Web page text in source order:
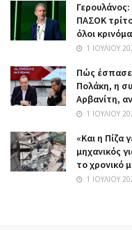
ΠΑΣΟΚ
όλοι
1 ΙΟΥΛΊΟΥ
Πώς έσπασε
Πολάκη, η
Αρβανίτη,
1 ΙΟΥΛΊΟΥ
«Και η Πίζα
μηχανικός
το χρονικό
1 ΙΟΥΛΊΟΥ